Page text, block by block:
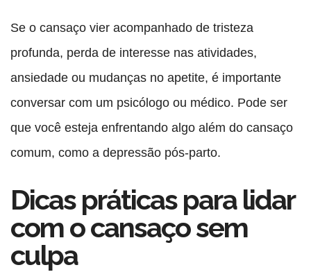
Se o cansaço vier acompanhado de tristeza
profunda, perda de interesse nas atividades,
ansiedade ou mudanças no apetite, é importante
conversar com um psicólogo ou médico. Pode ser
que você esteja enfrentando algo além do cansaço
comum, como a depressão pós-parto.
Dicas práticas para lidar
com o cansaço sem
culpa